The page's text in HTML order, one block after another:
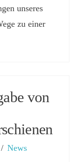
unseres
zu einer
von
News